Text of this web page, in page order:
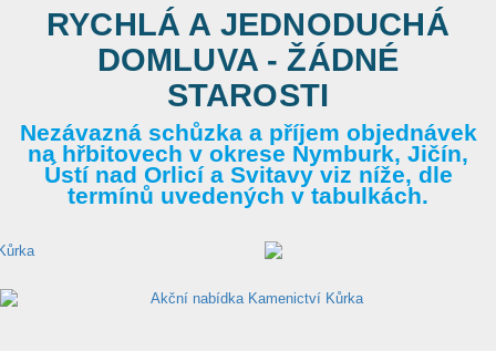
RYCHLÁ A JEDNODUCHÁ
DOMLUVA - ŽÁDNÉ
STAROSTI
Nezávazná schůzka a příjem objednávek
na hřbitovech v okrese Nymburk, Jičín,
Ústí nad Orlicí a Svitavy viz níže, dle
termínů uvedených v tabulkách.